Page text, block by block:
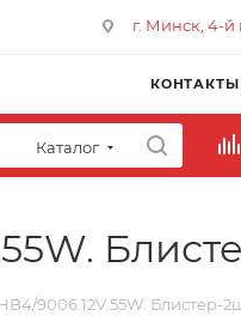
г. Минск, 4-й
КОНТАКТЫ
Каталог
9006.12V.55W. Блистер-